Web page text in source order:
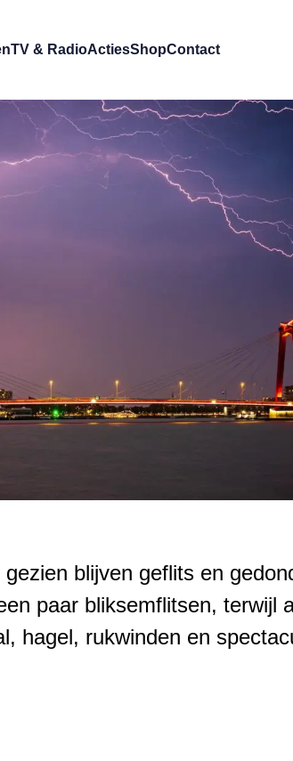
TV & RadioActiesShopContact
blijven geflits en
paar bliksemflitsen, terwijl
hagel, rukwinden en